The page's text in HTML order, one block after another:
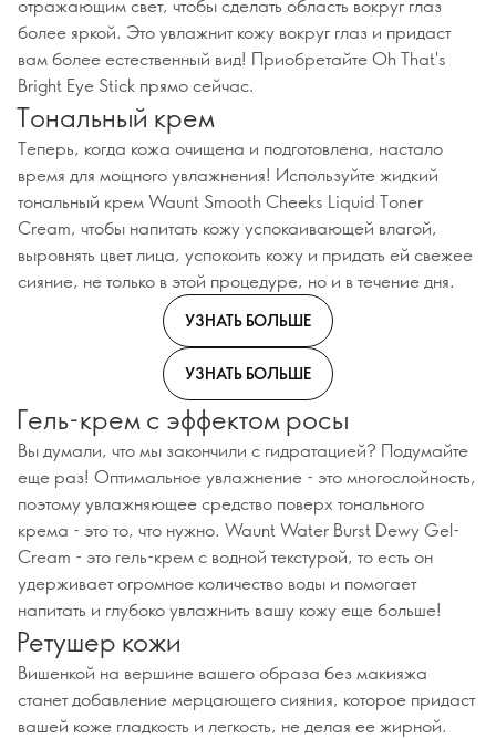
отражающим свет, чтобы сделать область вокруг глаз
более яркой. Это увлажнит кожу вокруг глаз и придаст
вам более естественный вид! Приобретайте Oh That's
Bright Eye Stick прямо сейчас.
Тональный крем
Теперь, когда кожа очищена и подготовлена, настало
время для мощного увлажнения! Используйте жидкий
тональный крем Waunt Smooth Cheeks Liquid Toner
Cream, чтобы напитать кожу успокаивающей влагой,
выровнять цвет лица, успокоить кожу и придать ей свежее
сияние, не только в этой процедуре, но и в течение дня.
УЗНАТЬ БОЛЬШЕ
УЗНАТЬ БОЛЬШЕ
Гель-крем с эффектом росы
Вы думали, что мы закончили с гидратацией? Подумайте
еще раз! Оптимальное увлажнение - это многослойность,
поэтому увлажняющее средство поверх тонального
крема - это то, что нужно. Waunt Water Burst Dewy Gel-
Cream - это гель-крем с водной текстурой, то есть он
удерживает огромное количество воды и помогает
напитать и глубоко увлажнить вашу кожу еще больше!
Ретушер кожи
Вишенкой на вершине вашего образа без макияжа
станет добавление мерцающего сияния, которое придаст
вашей коже гладкость и легкость, не делая ее жирной.